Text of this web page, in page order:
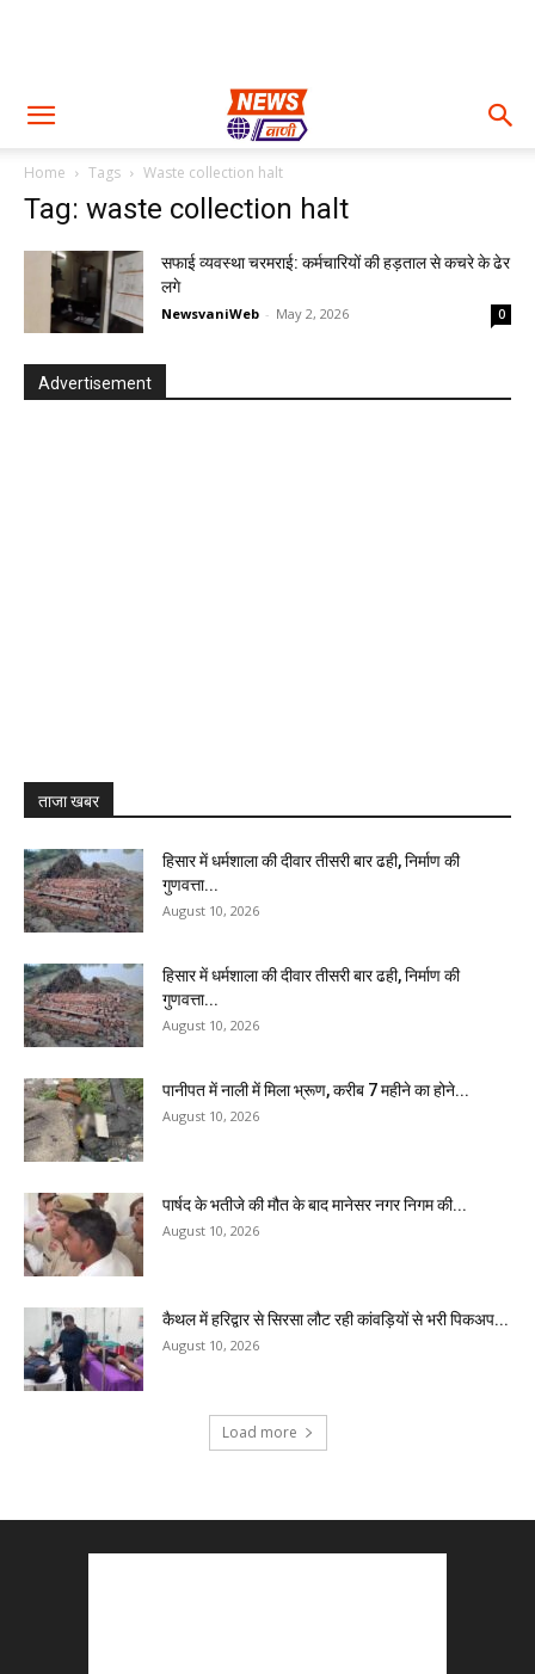
Home Tags Waste collection halt
Tag: waste collection halt
सफाई व्यवस्था चरमराई: कर्मचारियों की हड़ताल से कचरे के ढेर
लगे
NewsvaniWeb - May 2, 2026 0
Advertisement
ताजा खबर
हिसार में धर्मशाला की दीवार तीसरी बार ढही, निर्माण की
गुणवत्ता...
August 10, 2026
हिसार में धर्मशाला की दीवार तीसरी बार ढही, निर्माण की
गुणवत्ता...
August 10, 2026
पानीपत में नाली में मिला भ्रूण, करीब 7 महीने का होने...
August 10, 2026
पार्षद के भतीजे की मौत के बाद मानेसर नगर निगम की...
August 10, 2026
कैथल में हरिद्वार से सिरसा लौट रही कांवड़ियों से भरी पिकअप...
August 10, 2026
Load more